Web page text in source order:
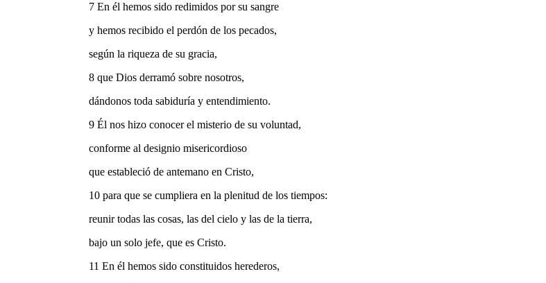
7 En él hemos sido redimidos por su sangre
y hemos recibido el perdón de los pecados,
según la riqueza de su gracia,
8 que Dios derramó sobre nosotros,
dándonos toda sabiduría y entendimiento.
9 Él nos hizo conocer el misterio de su voluntad,
conforme al designio misericordioso
que estableció de antemano en Cristo,
10 para que se cumpliera en la plenitud de los tiempos:
reunir todas las cosas, las del cielo y las de la tierra,
bajo un solo jefe, que es Cristo.
11 En él hemos sido constituidos herederos,